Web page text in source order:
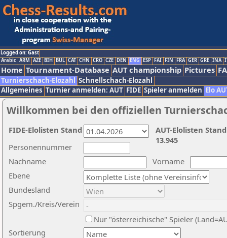
Logged on: Gast
Arabic ARM AZE BIH BUL CAT CHN CRO CZE DEN ENG ESP FAI FIN FRA GER GRE INA
Home Tournament-Database AUT championship Pictures
Turnierschach-Elozahl Schnellschach-Elozahl
Allgemeines Turnier anmelden: AUT FIDE Spieler anmelden Elo
Willkommen bei den offiziellen
Nachname
Vorname
Ebene
Sortierung
Personennummer
Bundesland
Spgem./Kreis/Verein
Nur "österreichische" Spieler
AUT-Elolisten
13.945
FIDE-Elolisten Stand